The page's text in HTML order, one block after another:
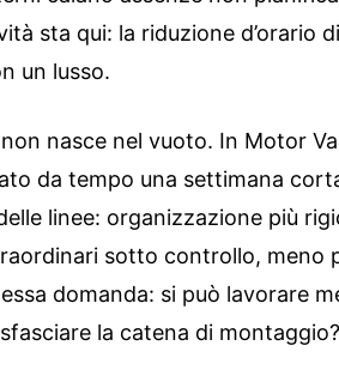
sta qui: la riduzione d’orario
un lusso.
nasce nel vuoto. In Motor
da tempo una settimana
linee: organizzazione più
sotto controllo, meno
domanda: si può lavorare
la catena di montaggio?